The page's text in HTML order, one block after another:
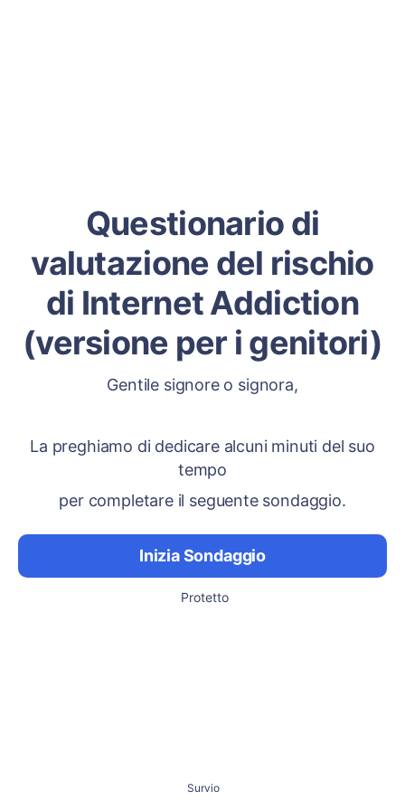
Questionario di
valutazione del rischio
di Internet Addiction
(versione per i genitori)
Gentile signore o signora,
La preghiamo di dedicare alcuni minuti del suo
tempo
per completare il seguente sondaggio.
Inizia Sondaggio
Protetto
Survio